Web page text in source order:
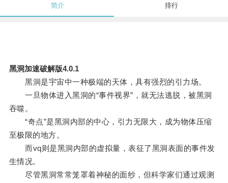
简介 排行
黑洞加速破解版4.0.1
黑洞是宇宙中一种极端的天体，具有强烈的引力场。
一旦物体进入黑洞的“事件视界”，就无法逃脱，被黑洞
吞噬。
“奇点”是黑洞内部的中心，引力无限大，成为物体压缩
至极限的地方。
而vq则是黑洞内部的虚拟量，表征了黑洞表面的事件发
生情况。
尽管黑洞常常笼罩着神秘的面纱，但科学家们通过观测